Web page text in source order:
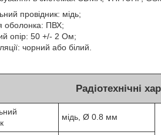
провідник: мідь;
оболонка: ПВХ;
опір: 50 +/- 2 Ом;
чорний або білий.
Радіотехнічні
мідь, Ø 0.8 мм